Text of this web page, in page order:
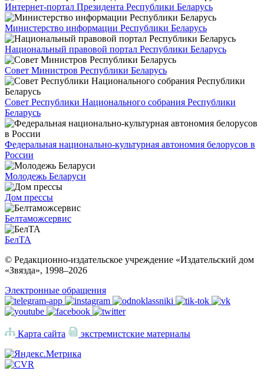
Интернет-портал Президента Республики Беларусь
Министерство информации Республики Беларусь
Национальный правовой портал Республики Беларусь
Совет Министров Республики Беларусь
Совет Республики Национального собрания Республики
Беларусь
Федеральная национально-культурная автономия белорусов в
России
Молодежь Беларуси
Дом прессы
Белтаможсервис
БелТА
© Редакционно-издательское учреждение «Издательский дом
«Звязда», 1998–2026
Электронные обращения
Карта сайта экстремистские материалы